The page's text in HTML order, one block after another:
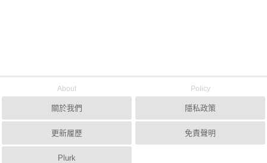
About
關於我們
更新履歷
Plurk
Policy
隱私政策
免責聲明